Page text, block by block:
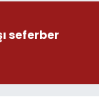
seferber